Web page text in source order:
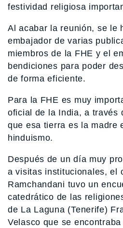
festividad religiosa
Al acabar la reunión, se le
embajador de varias
miembros de la FHE y el
bendiciones para poder
de forma eficiente.
Para la FHE es muy
oficial de la India, a través
que esa tierra es la madre
hinduismo.
Después de un día muy
a visitas institucionales, el
Ramchandani tuvo un
catedrático de las
de La Laguna (Tenerife)
Velasco que se